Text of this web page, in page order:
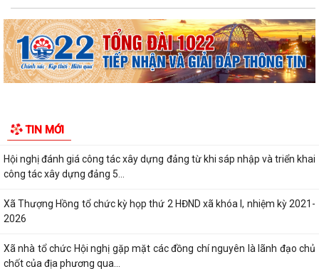
TIN MỚI
pháp luật
Bãi bỏ một số văn bản quy phạm pháp luật của Ủy ban nhân dân xã
QĐ số 1297/QĐ-UBND ngày 02/4/2026 của UBND thành phố Hải
Phòng v/v công bố danh mục thủ tục hành...
2030
CHI BỘ CÁC CƠ QUAN ĐẢNG XÃ THƯỢNG HỒNG TỔ CHỨC THÀNH
CÔNG ĐẠI HỘI LẦN THỨ NHẤT, NHIỆM KỲ 2025 – 2030
Hội nghị đánh giá công tác xây dựng đảng từ khi sáp nhập và triển khai
công tác xây dựng đảng 5...
Xã Thượng Hồng tổ chức kỳ họp thứ 2 HĐND xã khóa I, nhiệm kỳ 2021-
2026